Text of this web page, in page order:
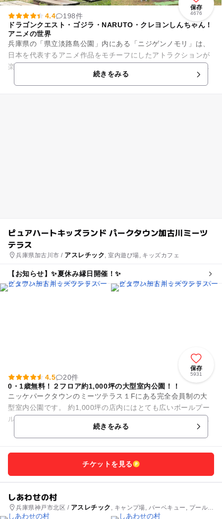
保存
4676
4.4
198件
ドラゴンクエスト・ゴジラ・NARUTO・クレヨンしんちゃん！
アニメの世界
兵庫県の「県立淡路島公園」内にある「ニジゲンノモリ」は、
日本を代表するアニメ作品をモチーフにしたアトラクションが
楽しめるテーマパークです。「クレヨンしんちゃんアドベンチ
ャーパーク」のジップライン...続きをみる
ピュアハートキッズランド パークタウン加古川ミーツ
テラス
兵庫県加古川市 / アスレチック, 室内遊び場, キッズカフェ
【お知らせ】✨夏休み縁日開催！✨
保存
5931
4.5
20件
0・1歳無料！２フロア約1,000坪の大型室内公園！！
ニッケパークタウンのミーツテラス１Fにある完全会員制の大
型室内公園です。 約1,000坪の店内にはとても広いボールプー
ルやホワイトサンドの砂場、大型遊具、お子様の大好きな遊び
続きをみる
チケットを見る
しあわせの村
兵庫県神戸市北区 / アスレチック
, キャンプ場, バーベキュー, プール,
温泉・銭湯, ホテル・旅館, 観光